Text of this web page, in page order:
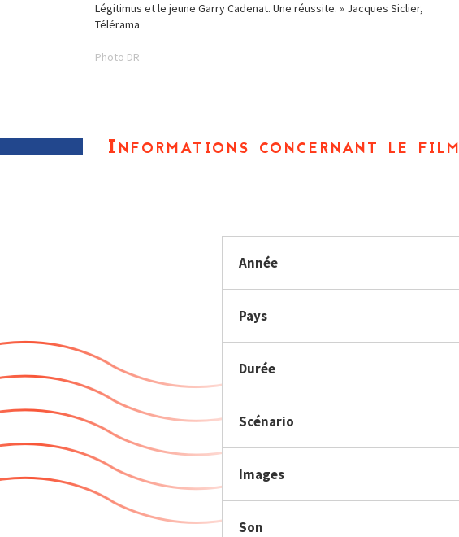
Légitimus et le jeune Garry Cadenat. Une réussite. » Jacques Siclier,
Télérama
Photo DR
Informations concernant le film
Année
Pays
Durée
Scénario
Images
Son